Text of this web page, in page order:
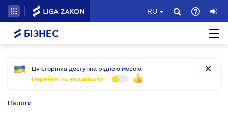
RU
БІЗНЕС
Ця сторінка доступна рідною мовою.
Перейти на українську
Налоги